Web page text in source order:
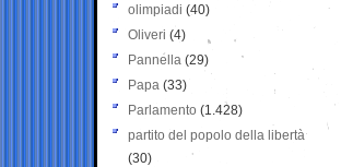
olimpiadi (40)
Oliveri (4)
Pannella (29)
Papa (33)
Parlamento (1.428)
partito del popolo della libertà
(30)